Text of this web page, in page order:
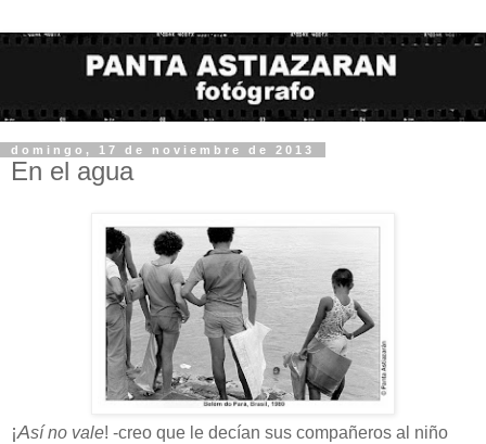
domingo, 17 de noviembre de 2013
En el agua
¡Así no vale! -creo que le decían sus compañeros al niño